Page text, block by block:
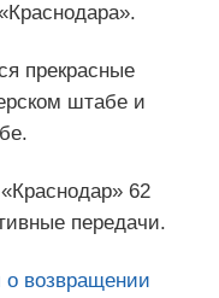
прекрасные
штабе и
62
передачи.
о возвращении